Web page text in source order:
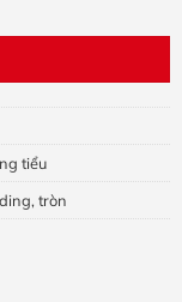
tiểu
, tròn